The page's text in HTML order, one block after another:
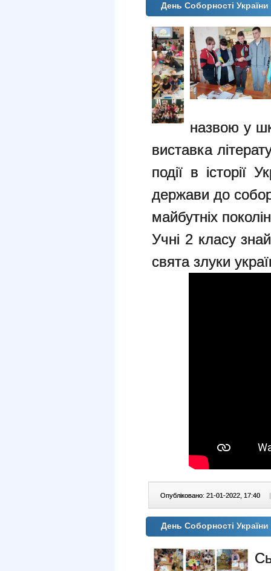
День Соборності
назвою у
виставка
події в історії
держави до
майбутніх
Учні 2 класу
свята злуки
Опубліковано: 21-01-2022, 17:40 |
День Соборності